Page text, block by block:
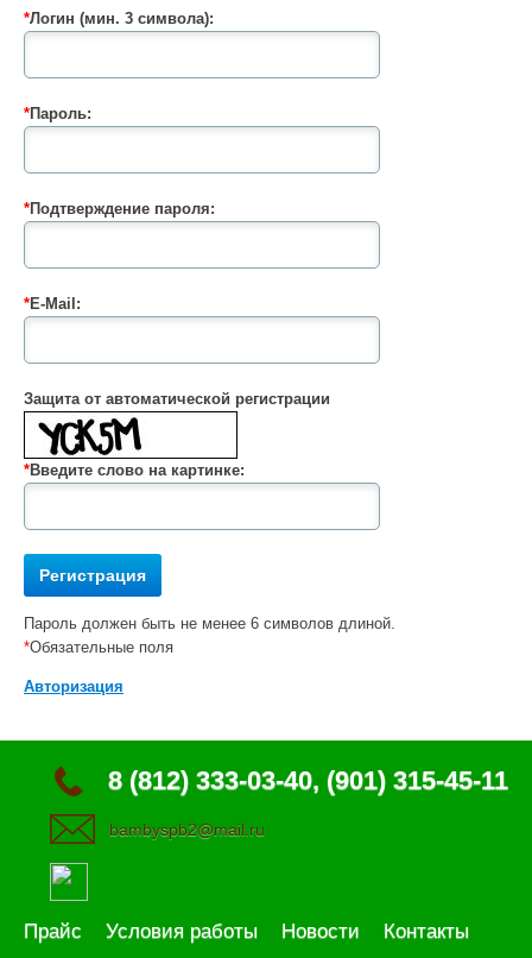
*Логин (мин. 3 символа):
*Пароль:
*Подтверждение пароля:
*E-Mail:
Защита от автоматической регистрации
*Введите слово на картинке:
Пароль должен быть не менее 6 символов длиной.
*Обязательные поля
Авторизация
8 (812) 333-03-40, (901) 315-45-11
bambyspb2@mail.ru
Прайс Условия работы Новости Контакты